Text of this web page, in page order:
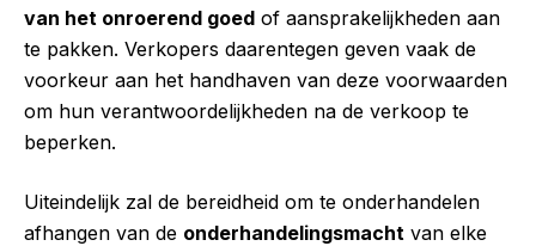
van het onroerend goed of aansprakelijkheden aan
te pakken. Verkopers daarentegen geven vaak de
voorkeur aan het handhaven van deze voorwaarden
om hun verantwoordelijkheden na de verkoop te
beperken.
Uiteindelijk zal de bereidheid om te onderhandelen
afhangen van de onderhandelingsmacht van elke